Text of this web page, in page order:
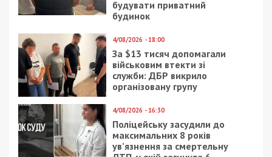
Приєднатися
Читайте також
Предыдущая статья:
Кто станет новым секретарем горсовета
Днепра – прогноз мэра